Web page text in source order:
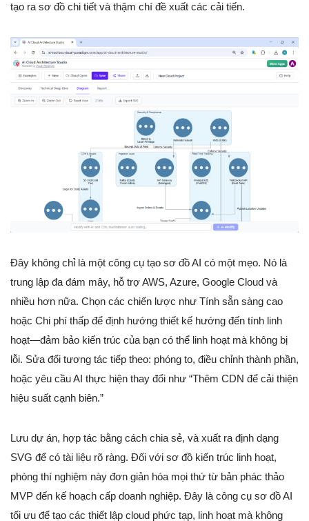
tạo ra sơ đồ chi tiết và thậm chí đề xuất các cải tiến.
Đây không chỉ là một công cụ tạo sơ đồ AI có một mẹo. Nó là
trung lập đa đám mây, hỗ trợ AWS, Azure, Google Cloud và
nhiều hơn nữa. Chọn các chiến lược như Tính sẵn sàng cao
hoặc Chi phí thấp để định hướng thiết kế hướng đến tính linh
hoạt—đảm bảo kiến trúc của bạn có thể linh hoạt mà không bị
lỗi. Sửa đổi tương tác tiếp theo: phóng to, điều chỉnh thành phần,
hoặc yêu cầu AI thực hiện thay đổi như “Thêm CDN để cải thiện
hiệu suất cạnh biên.”
Lưu dự án, hợp tác bằng cách chia sẻ, và xuất ra định dạng
SVG để có tài liệu rõ ràng. Đối với sơ đồ kiến trúc linh hoạt,
phòng thí nghiệm này đơn giản hóa mọi thứ từ bản phác thảo
MVP đến kế hoạch cấp doanh nghiệp. Đây là công cụ sơ đồ AI
tối ưu để tạo các thiết lập cloud phức tạp, linh hoạt mà không